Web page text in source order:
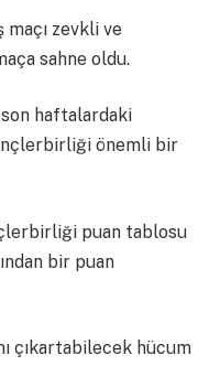
maçı zevkli ve
sahne oldu.
haftalardaki
önemli bir
puan tablosu
bir puan
çıkartabilecek hücum